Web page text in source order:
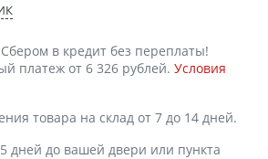
в кредит без переплаты!
платеж от 6 326 рублей. Условия
товара на склад от 7 до 14 дней.
дней до вашей двери или пункта